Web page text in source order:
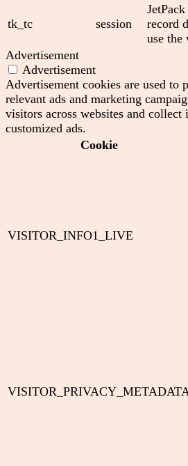
tk_tc session
record
use the
Advertisement
Advertisement
Advertisement cookies are used to
relevant ads and marketing
visitors across websites and
customized ads.
Cookie
VISITOR_INFO1_LIVE